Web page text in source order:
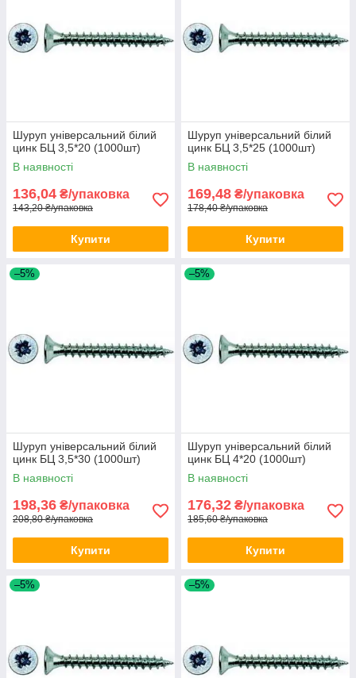
Шуруп універсальний білий
цинк БЦ 3,5*20 (1000шт)
В наявності
136,04 ₴/упаковка
143,20 ₴/упаковка
Купити
Шуруп універсальний білий
цинк БЦ 3,5*25 (1000шт)
В наявності
169,48 ₴/упаковка
178,40 ₴/упаковка
Купити
–5%
Шуруп універсальний білий
цинк БЦ 3,5*30 (1000шт)
В наявності
198,36 ₴/упаковка
208,80 ₴/упаковка
Купити
–5%
Шуруп універсальний білий
цинк БЦ 4*20 (1000шт)
В наявності
176,32 ₴/упаковка
185,60 ₴/упаковка
Купити
–5% –5%